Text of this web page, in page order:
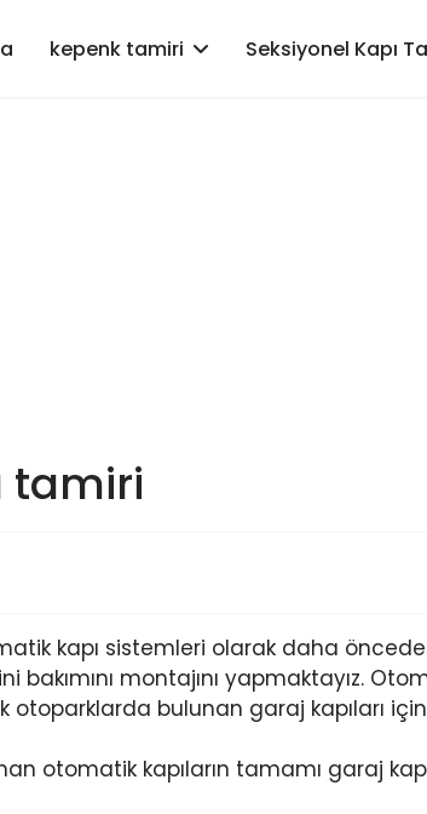
kepenk tamiri Seksiyonel Kapı
tamiri
kapı sistemleri olarak daha
montajını yapmaktayız.
otoparklarda bulunan garaj kapıları
otomatik kapıların tamamı garaj